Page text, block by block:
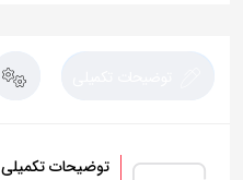
توضیحات تکمیلی